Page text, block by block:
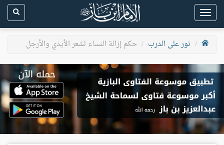
Toggle
navigation
نور على الدرب
حكم إزالة النساء لشعر الأيدي والأرجل